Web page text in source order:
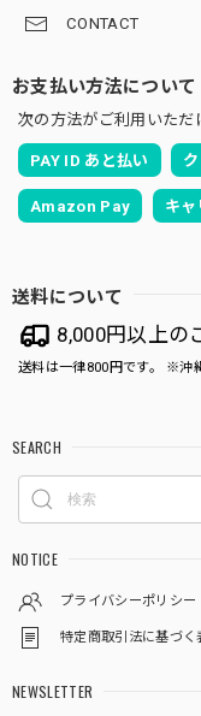
CONTACT
お支払い方法について
次の方法がご利用いただ
PAY ID あと払い
Amazon Pay キャ
送料について
8,000円以上の
送料は一律800円です。 ※沖
SEARCH
NOTICE
プライバシーポリシー
特定商取引法に基づく
NEWSLETTER